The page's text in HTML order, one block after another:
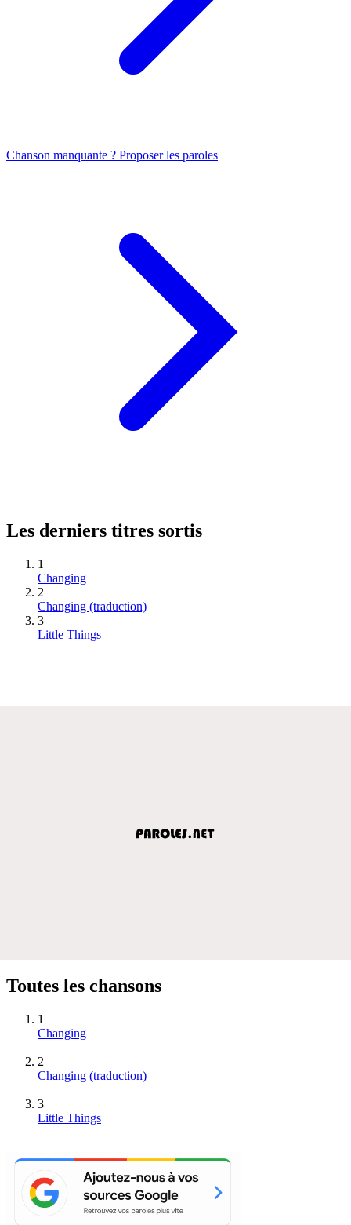
Chanson manquante ? Proposer les paroles
Les derniers titres sortis
1
Changing
2
Changing (traduction)
3
Little Things
Toutes les chansons
1
Changing
2
Changing (traduction)
3
Little Things